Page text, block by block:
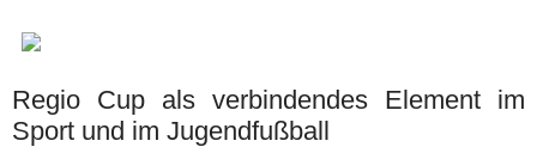
Regio Cup als verbindendes Element im
Sport und im Jugendfußball